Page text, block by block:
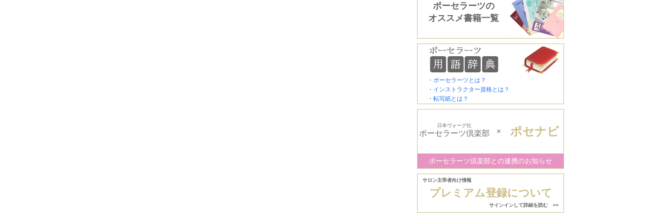
ポーセラーツの
オススメ書籍一覧
・ ポーセラーツとは？
・ インストラクター資格とは？
・ 転写紙とは？
日本ヴォーグ社
ポーセラーツ倶楽部 × ポセナビ
ポーセラーツ倶楽部との連携のお知らせ
サロン主宰者向け情報
プレミアム登録について
サインインして詳細を読む >>